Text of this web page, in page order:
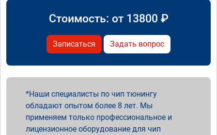
Стоимость: от 13800 ₽
Записаться Задать вопрос
Наши специалисты по чип тюнингу
обладают опытом более 8 лет. Мы
применяем только профессиональное и
лицензионное оборудование для чип